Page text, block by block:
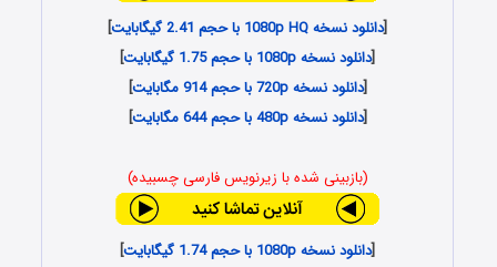
[دانلود نسخه 1080p HQ با حجم 2.41 گیگابایت
]
[دانلود نسخه 1080p با حجم 1.75 گیگابایت
]
[دانلود نسخه 720p با حجم 914 مگابایت
]
[دانلود نسخه 480p با حجم 644 مگابایت ]
(بازبینی شده با زیرنویس فارسی چسبیده)
[دانلود نسخه 1080p با حجم 1.74 گیگابایت
]